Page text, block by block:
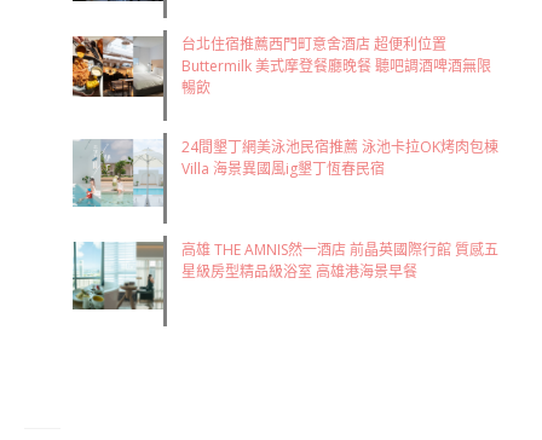
台北住宿推薦西門町意舍酒店 超便利位置
Buttermilk 美式摩登餐廳晚餐 聽吧調酒啤酒無限
暢飲
24間墾丁網美泳池民宿推薦 泳池卡拉OK烤肉包棟
Villa 海景異國風ig墾丁恆春民宿
高雄 THE AMNIS然一酒店 前晶英國際行館 質感五
星級房型精品級浴室 高雄港海景早餐